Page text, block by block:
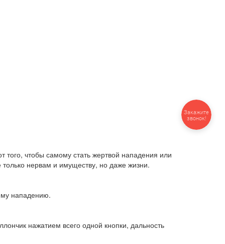
того, чтобы самому стать жертвой нападения или
нервам и имуществу, но даже жизни.
нападению.
нажатием всего одной кнопки, дальность
Закажите
звонок!